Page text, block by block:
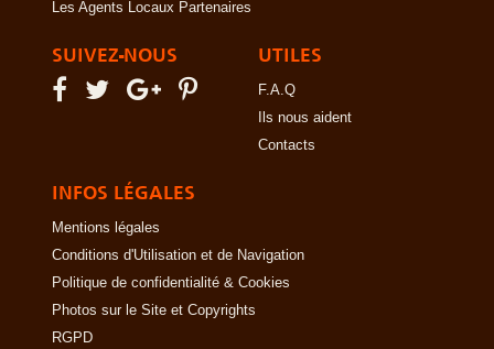
Les Agents Locaux Partenaires
SUIVEZ-NOUS UTILES
F.A.Q
Ils nous aident
Contacts
INFOS LÉGALES
Mentions légales
Conditions d'Utilisation et de Navigation
Politique de confidentialité & Cookies
Photos sur le Site et Copyrights
RGPD